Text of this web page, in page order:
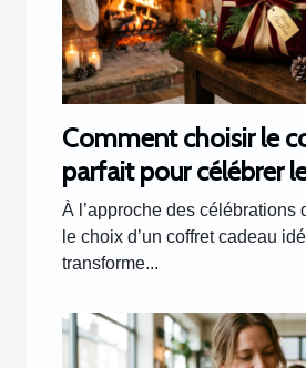
Comment choisir le
parfait pour célébrer
fin d'année ?
À l’approche des célébrations
le choix d’un coffret cadeau
transforme...